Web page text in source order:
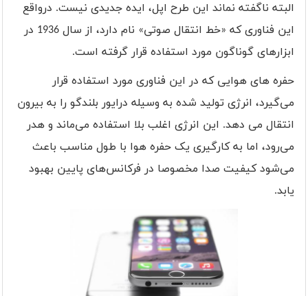
البته ناگفته نماند این طرح اپل، ایده جدیدی نیست. درواقع
این فناوری که «خط انتقال صوتی» نام دارد، از سال 1936 در
ابزارهای گوناگون مورد استفاده قرار گرفته است.
حفره های هوایی که در این فناوری مورد استفاده قرار
میگیرد، انرژی تولید شده به وسیله درایور بلندگو را به بیرون
انتقال می دهد. این انرژی اغلب بلا استفاده می‌ماند و هدر
می‌رود، اما به کارگیری یک حفره هوا با طول مناسب باعث
می‌شود کیفیت صدا مخصوصا در فرکانسهای پایین بهبود
یابد.